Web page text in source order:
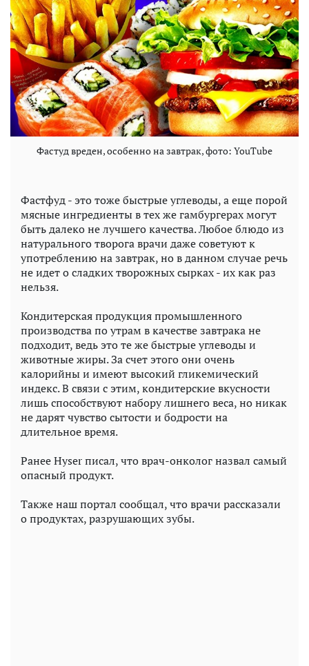
Фастуд вреден, особенно на завтрак, фото: YouTube
Фастфуд - это тоже быстрые углеводы, а еще порой
мясные ингредиенты в тех же гамбургерах могут
быть далеко не лучшего качества. Любое блюдо из
натурального творога врачи даже советуют к
употреблению на завтрак, но в данном случае речь
не идет о сладких творожных сырках - их как раз
нельзя.
Кондитерская продукция промышленного
производства по утрам в качестве завтрака не
подходит, ведь это те же быстрые углеводы и
животные жиры. За счет этого они очень
калорийны и имеют высокий гликемический
индекс. В связи с этим, кондитерские вкусности
лишь способствуют набору лишнего веса, но никак
не дарят чувство сытости и бодрости на
длительное время.
Ранее Hyser писал, что врач-онколог назвал самый
опасный продукт.
Также наш портал сообщал, что врачи рассказали
о продуктах, разрушающих зубы.